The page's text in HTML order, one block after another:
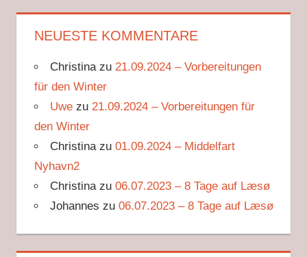
NEUESTE KOMMENTARE
Christinazu 21.09.2024 – Vorbereitungen
für den Winter
Uwezu 21.09.2024 – Vorbereitungen für
den Winter
Christinazu 01.09.2024 – Middelfart
Nyhavn2
Christinazu 06.07.2023 – 8 Tage auf Læsø
Johannes zu 06.07.2023 – 8 Tage auf Læsø